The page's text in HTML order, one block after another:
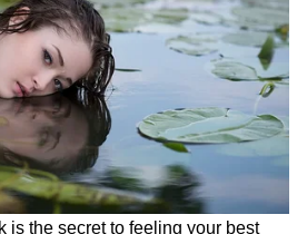
অন্নপূর্ণা ভাণ্ডারের১৩ পাতার
আবেদনকারী ও
ব্যক্তিগত তথ্য এবং
জমা দিতে হচ্ছে।